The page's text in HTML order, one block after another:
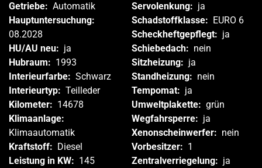
Getriebe: Automatik
Hauptuntersuchung:
08.2028
HU/AU neu: ja
Hubraum: 1993
Interieurfarbe: Schwarz
Interieurtyp: Teilleder
Kilometer: 14678
Klimaanlage:
Klimaautomatik
Kraftstoff: Diesel
Leistung in KW: 145
Servolenkung: ja
Schadstoffklasse: EURO 6
Scheckheftgepflegt: ja
Schiebedach: nein
Sitzheizung: ja
Standheizung: nein
Tempomat: ja
Umweltplakette: grün
Wegfahrsperre: ja
Xenonscheinwerfer: nein
Vorbesitzer: 1
Zentralverriegelung: ja